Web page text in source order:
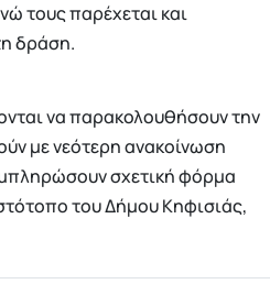
τους παρέχεται και
δράση.
να παρακολουθήσουν την
με νεότερη ανακοίνωση
σχετική φόρμα
του Δήμου Κηφισιάς,